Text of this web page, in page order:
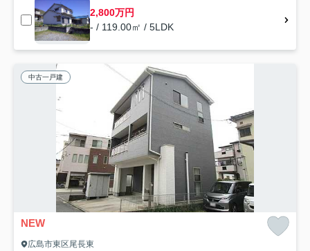
2,800万円
- / 119.00㎡ / 5LDK
中古一戸建
NEW
広島市東区尾長東